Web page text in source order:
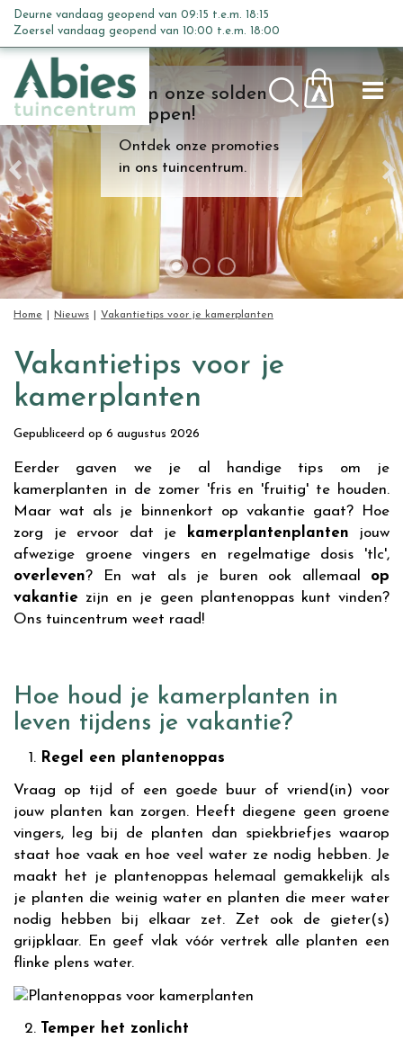
n
c
o
n
t
e
n
t
Kom onze solden
shoppen!
Ontdek onze promoties
in ons tuincentrum.
Home Nieuws Vakantietips voor je kamerplanten
Deurne vandaag geopend van 09:15 t.e.m. 18:15
Zoersel vandaag geopend van 10:00 t.e.m. 18:00
Vakantietips voor je
kamerplanten
Gepubliceerd op 6 augustus 2026
Eerder gaven we je al handige tips om je
kamerplanten in de zomer 'fris en 'fruitig' te houden.
Maar wat als je binnenkort op vakantie gaat? Hoe
zorg je ervoor dat je
kamerplantenplanten jouw
afwezige groene vingers en regelmatige dosis 'tlc',
overleven? En wat als je buren ook allemaal op
vakantie zijn en je geen plantenoppas kunt vinden?
Ons tuincentrum weet raad!
Hoe houd je kamerplanten in
leven tijdens je vakantie?
Regel een plantenoppas
Vraag op tijd of een goede buur of vriend(in) voor
jouw planten kan zorgen. Heeft diegene geen groene
vingers, leg bij de planten dan spiekbriefjes waarop
staat hoe vaak en hoe veel water ze nodig hebben. Je
maakt het je plantenoppas helemaal gemakkelijk als
je planten die weinig water en planten die meer water
nodig hebben bij elkaar zet. Zet ook de gieter(s)
grijpklaar. En geef vlak vóór vertrek alle planten een
flinke plens water.
Temper het zonlicht